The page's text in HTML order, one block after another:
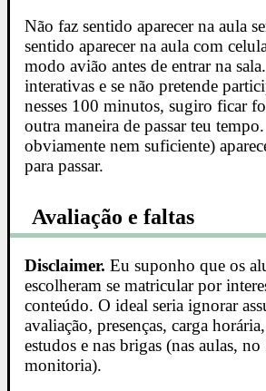
Não faz sentido aparecer na aula
sentido aparecer na aula com
modo avião antes de entrar na
interativas e se não pretende
nesses 100 minutos, sugiro ficar
outra maneira de passar teu
obviamente nem suficiente)
para passar.
Avaliação e faltas
Disclaimer. Eu suponho que os
escolheram se matricular por
conteúdo. O ideal seria ignorar
avaliação, presenças, carga
estudos e nas brigas (nas aulas,
monitoria).